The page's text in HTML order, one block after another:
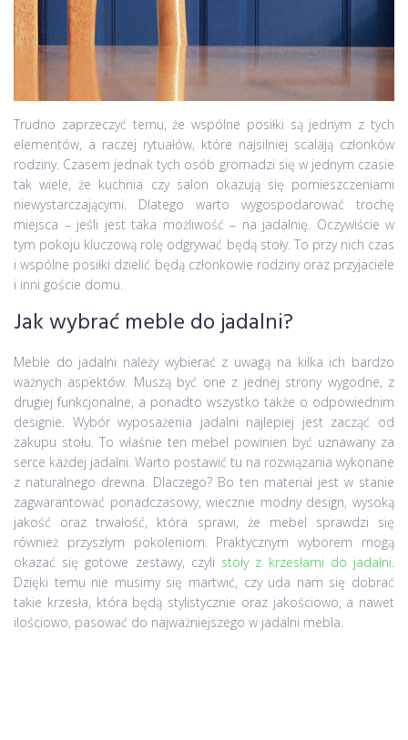
Trudno zaprzeczyć temu, że wspólne posiłki są jednym z tych
elementów, a raczej rytuałów, które najsilniej scalają członków
rodziny. Czasem jednak tych osób gromadzi się w jednym czasie
tak wiele, że kuchnia czy salon okazują się pomieszczeniami
niewystarczającymi. Dlatego warto wygospodarować trochę
miejsca – jeśli jest taka możliwość – na jadalnię. Oczywiście w
tym pokoju kluczową rolę odgrywać będą stoły. To przy nich czas
i wspólne posiłki dzielić będą członkowie rodziny oraz przyjaciele
i inni goście domu.
Jak wybrać meble do jadalni?
Meble do jadalni należy wybierać z uwagą na kilka ich bardzo
ważnych aspektów. Muszą być one z jednej strony wygodne, z
drugiej funkcjonalne, a ponadto wszystko także o odpowiednim
designie. Wybór wyposażenia jadalni najlepiej jest zacząć od
zakupu stołu. To właśnie ten mebel powinien być uznawany za
serce każdej jadalni. Warto postawić tu na rozwiązania wykonane
z naturalnego drewna. Dlaczego? Bo ten materiał jest w stanie
zagwarantować ponadczasowy, wiecznie modny design, wysoką
jakość oraz trwałość, która sprawi, że mebel sprawdzi się
również przyszłym pokoleniom. Praktycznym wyborem mogą
okazać się gotowe zestawy, czyli stoły z krzesłami do jadalni.
Dzięki temu nie musimy się martwić, czy uda nam się dobrać
takie krzesła, która będą stylistycznie oraz jakościowo, a nawet
ilościowo, pasować do najważniejszego w jadalni mebla.